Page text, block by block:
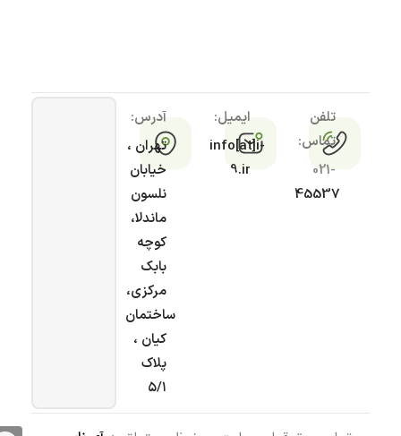
تلفن
تماس:
021-
45537
ایمیل:
info[at]i-
9.ir
آدرس:
تهران ،
خیابان
نلسون
ماندلا،
کوچه
بابک
مرکزی،
ساختمان
کیان ،
پلاک
۵/۱